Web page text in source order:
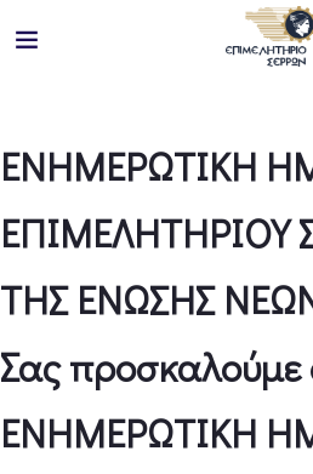
ΕΝΗΜΕΡΩΤΙΚΗ
ΕΠΙΜΕΛΗΤΗΡΙΟΥ
ΤΗΣ ΕΝΩΣΗΣ
Σας προσκαλούμε
ΕΝΗΜΕΡΩΤΙΚΗ